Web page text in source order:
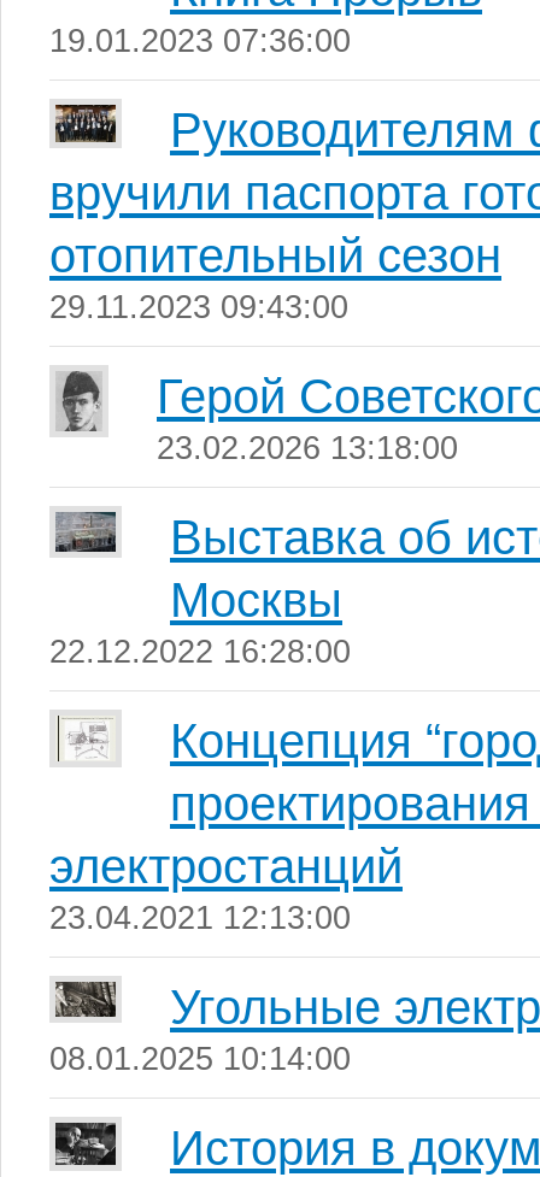
19.01.2023 07:36:00
вручили паспорта
отопительный сезон
29.11.2023 09:43:00
Герой
23.02.2026 13:18:00
Выставка об
Москвы
22.12.2022 16:28:00
Концепция
электростанций
23.04.2021 12:13:00
Угольные
08.01.2025 10:14:00
История в